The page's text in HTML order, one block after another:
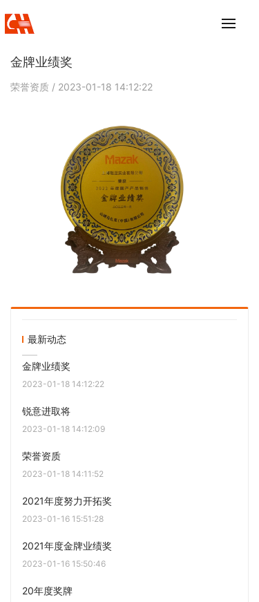
金牌业绩奖
荣誉资质 / 2023-01-18 14:12:22
最新动态
金牌业绩奖
2023-01-18 14:12:22
锐意进取将
2023-01-18 14:12:09
荣誉资质
2023-01-18 14:11:52
2021年度努力开拓奖
2023-01-16 15:51:28
2021年度金牌业绩奖
2023-01-16 15:50:46
20年度奖牌